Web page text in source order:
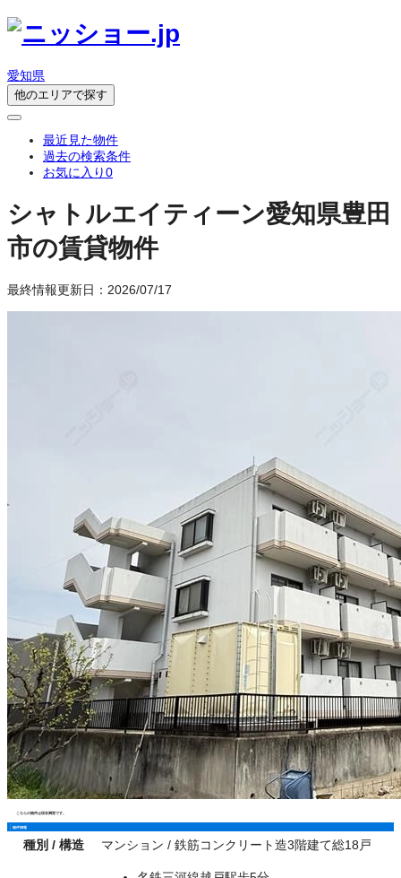
愛知県
他のエリアで探す
最近見た物件
過去の検索条件
お気に入り0
シャトルエイティーン愛知県豊田
市の賃貸物件
最終情報更新日：2026/07/17
こちらの物件は現在満室です。
物件情報
種別 / 構造 マンション / 鉄筋コンクリート造3階建て総18戸